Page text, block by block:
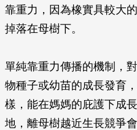
靠重力，因為橡實具較大
掉落在母樹下。
單純靠重力傳播的機制，
物種子或幼苗的成長發育
樣，能在媽媽的庇護下成
地，離母樹越近生長競爭